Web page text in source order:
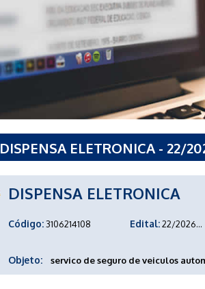
DISPENSA ELETRONICA - 22/
DISPENSA ELETRONICA
Código:3106214108 Edital:22/2026...
Objeto: servico de seguro de veiculos